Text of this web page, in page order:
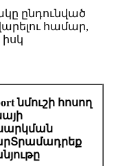
ընդունված
համար,
նմուշի հոսող
Տրամադրեք